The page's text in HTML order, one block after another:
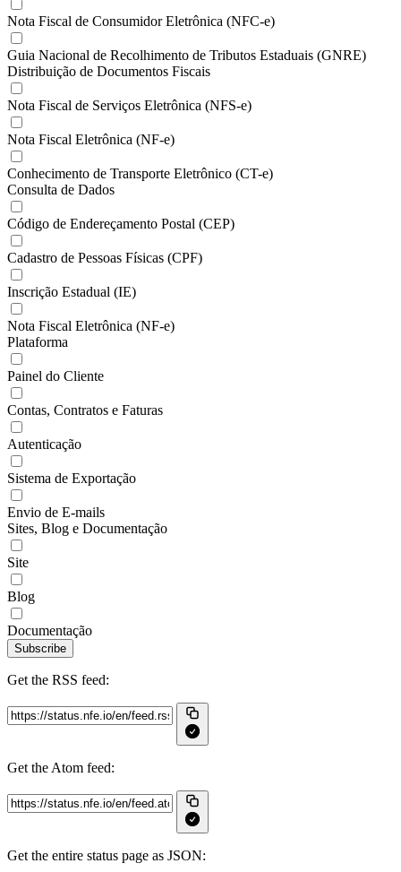
Nota Fiscal de Consumidor Eletrônica (NFC-e)
Guia Nacional de Recolhimento de Tributos Estaduais (GNRE)
Distribuição de Documentos Fiscais
Nota Fiscal de Serviços Eletrônica (NFS-e)
Nota Fiscal Eletrônica (NF-e)
Conhecimento de Transporte Eletrônico (CT-e)
Consulta de Dados
Código de Endereçamento Postal (CEP)
Cadastro de Pessoas Físicas (CPF)
Inscrição Estadual (IE)
Nota Fiscal Eletrônica (NF-e)
Plataforma
Painel do Cliente
Contas, Contratos e Faturas
Autenticação
Sistema de Exportação
Envio de E-mails
Sites, Blog e Documentação
Site
Blog
Documentação
Subscribe
Get the RSS feed:
Get the Atom feed:
Get the entire status page as JSON: